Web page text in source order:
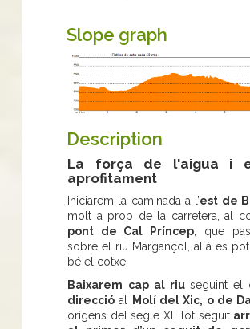
Slope graph
Description
La força de l'aigua i
aprofitament
Iniciarem la caminada a l’est de
molt a prop de la carretera, al
pont de Cal Príncep , que
sobre el riu Margançol, allà es
bé el cotxe.
Baixarem cap al riuseguint el
direcció al Molí del Xic, o de
orígens del segle XI. Tot seguit